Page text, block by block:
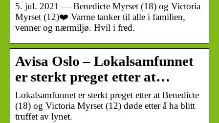
5. jul. 2021 — Benedicte Myrset (18) og Victoria
Myrset (12)❤️ Varme tanker til alle i familien,
venner og nærmiljø. Hvil i fred.
Avisa Oslo – Lokalsamfunnet
er sterkt preget etter at…
Lokalsamfunnet er sterkt preget etter at Benedicte
(18) og Victoria Myrset (12) døde etter å ha blitt
truffet av lynet.